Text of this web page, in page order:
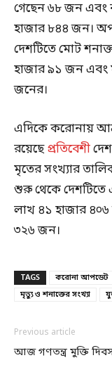
গেছেন ৬৮ জন এবং
হাজার ৮৪৪ জন।
দেশটিতে মোট
হাজার ৯১ জন এবং
জনের।
এদিকে করোনায়
রয়েছেপ্রতিবেশী
মৃতের সংখ্যার
শুরু থেকে দেশটিতে
লাখ ৪১ হাজার
৩২৬ জন।
TAGS করোনা আপডেট
মৃত্যু ও শনাক্তের সংখ্যা
Previous article
আজ গণতন্ত্র মুক্তি